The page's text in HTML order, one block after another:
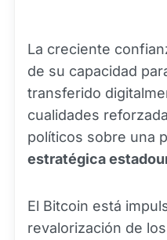
La creciente
de su capacidad
transferido
cualidades
políticos sobre una
estratégica
El Bitcoin está
revalorización de los